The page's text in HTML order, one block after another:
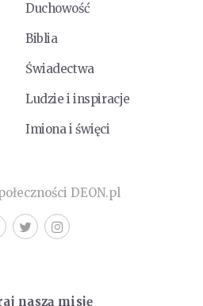
Duchowość
Biblia
Świadectwa
Ludzie i inspiracje
Imiona i święci
DEON.pl
naszą misję